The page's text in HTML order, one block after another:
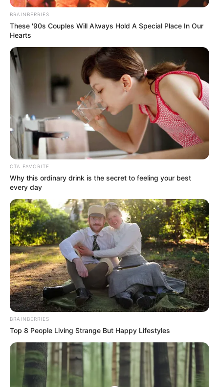
BRAINBERRIES
These '90s Couples Will Always Hold A Special Place In Our
Hearts
CTA FAVORITE
Why this ordinary drink is the secret to feeling your best
every day
BRAINBERRIES
Top 8 People Living Strange But Happy Lifestyles